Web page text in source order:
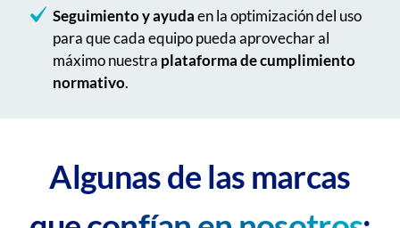
Seguimiento y ayudaen la optimización del uso
para que cada equipo pueda aprovechar al
máximo nuestra plataforma de cumplimiento
normativo.
Algunas de las marcas